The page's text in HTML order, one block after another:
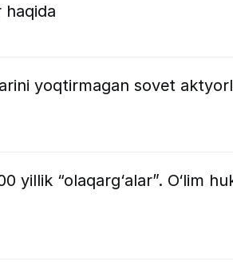
haqida
yoqtirmagan sovet
yillik “olaqarg‘alar”. O‘lim